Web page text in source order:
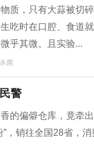
质，只有大蒜被切
吃时在口腔、食道
乎其微。且实验...
菌
警
的偏僻仓库，竟
，销往全国28省，